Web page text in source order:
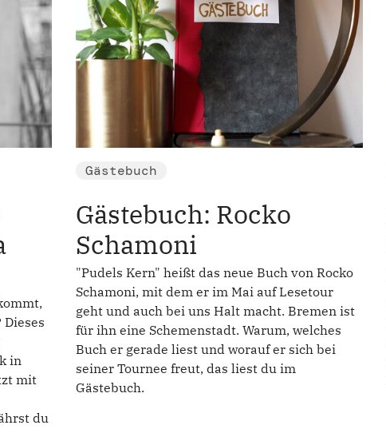
in
mit
du
Gästebuch
Gästebuch: Rocko
Schamoni
"Pudels Kern" heißt das neue Buch von Rocko
Schamoni, mit dem er im Mai auf Lesetour
geht und auch bei uns Halt macht. Bremen ist
für ihn eine Schemenstadt. Warum, welches
Buch er gerade liest und worauf er sich bei
seiner Tournee freut, das liest du im
Gästebuch.